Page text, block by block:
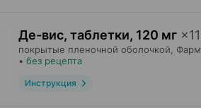
Де-вис, таблетки, 120 мг ×
покрытые пленочной оболочкой,
• без рецепта
Инструкция